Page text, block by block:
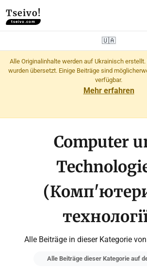
Tseivo!
tseivo.com
🇺🇦
Alle Originalinhalte werden auf Ukrainisch
wurden übersetzt. Einige Beiträge sind
verfügbar.
Mehr erfahren
Computer
Alle Beiträge in dieser Kategorie
Alle Beiträge dieser Kategorie auf